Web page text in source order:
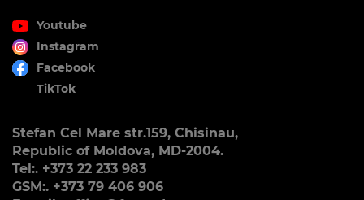
Youtube
Instagram
Facebook
TikTok
Stefan Cel Mare str.159, Chisinau,
Republic of Moldova, MD-2004.
Tel:. +373 22 233 983
GSM:. +373 79 406 906